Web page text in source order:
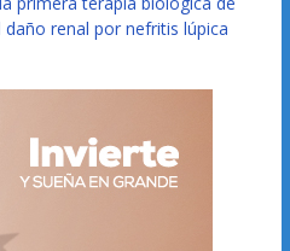
renal por nefritis lúpica